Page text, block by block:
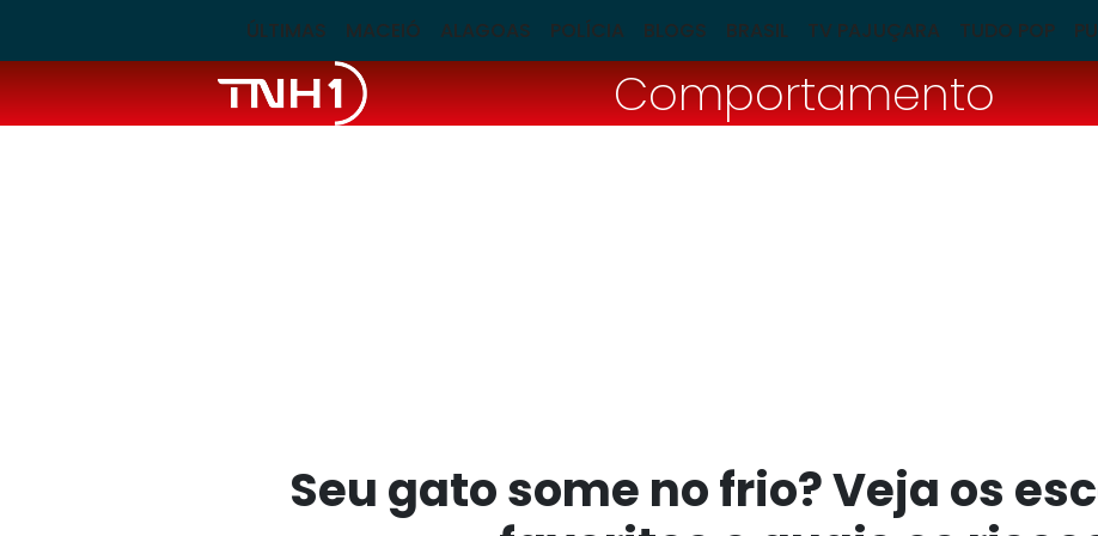
ÚLTIMAS MACEIÓ ALAGOAS POLÍCIA BLOGS BRASIL TV PAJUÇARA TUDO POP
Comportamento
Seu gato some no frio? Veja os